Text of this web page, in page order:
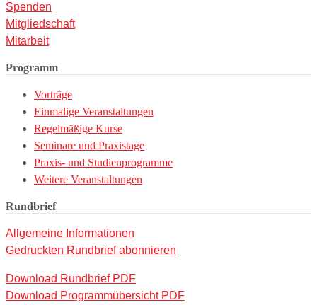
Spenden
Mitgliedschaft
Mitarbeit
Programm
Vorträge
Einmalige Veranstaltungen
Regelmäßige Kurse
Seminare und Praxistage
Praxis- und Studienprogramme
Weitere Veranstaltungen
Rundbrief
Allgemeine Informationen
Gedruckten Rundbrief abonnieren
Download Rundbrief PDF
Download Programmübersicht PDF